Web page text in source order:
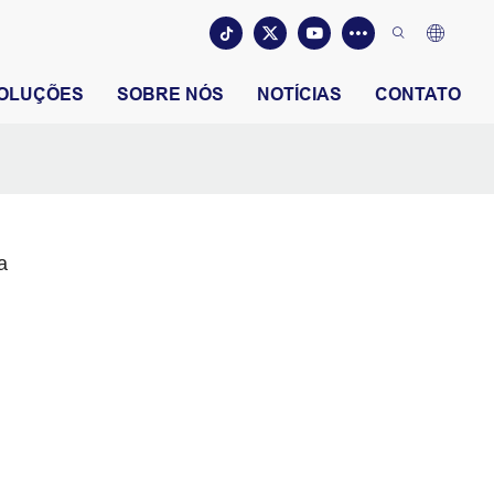
SOBRE NÓS NOTÍCIAS CONTATO